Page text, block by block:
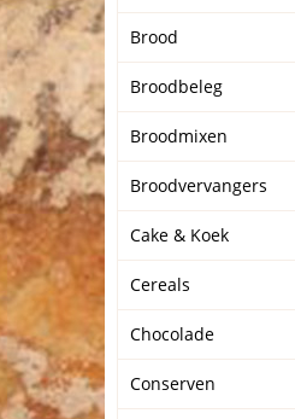
Brood
Broodbeleg
Broodmixen
Broodvervangers
Cake & Koek
Cereals
Chocolade
Conserven